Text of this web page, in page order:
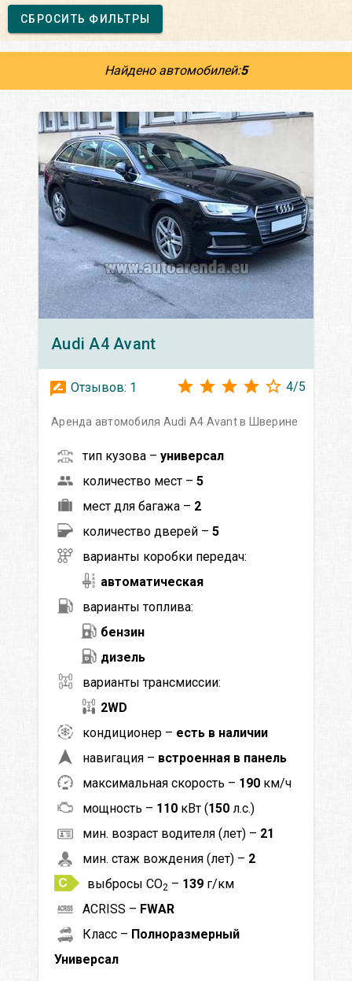
СБРОСИТЬ ФИЛЬТРЫ
Найдено автомобилей:5
Audi A4 Avant
Отзывов: 1 4/5
Аренда автомобиля Audi A4 Avant в Шверине
тип кузова – универсал
количество мест – 5
мест для багажа – 2
количество дверей – 5
варианты коробки передач:
автоматическая
варианты топлива:
бензин
дизель
варианты трансмиссии:
2WD
кондиционер – есть в наличии
навигация – встроенная в панель
максимальная скорость – 190 км/ч
мощность – 110 кВт (150 л.с.)
мин. возраст водителя (лет) – 21
мин. стаж вождения (лет) – 2
выбросы CO2 – 139 г/км
ACRISS – FWAR
Класс – Полноразмерный
Универсал